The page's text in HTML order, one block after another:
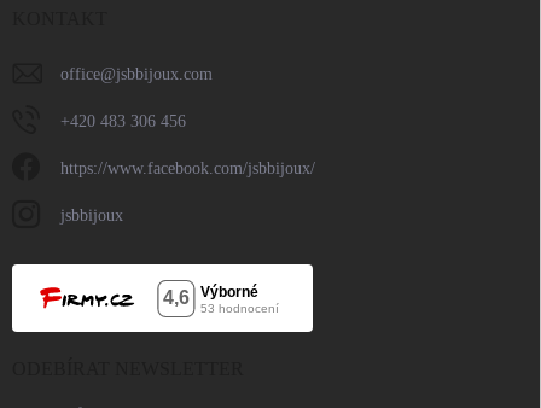
office@jsbbijoux.com
+420 483 306 456
https://www.facebook.com/jsbbijoux/
jsbbijoux